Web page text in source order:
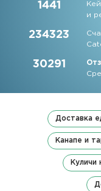
1441
и
234323
30291
Доставка
Канапе и
Куличи